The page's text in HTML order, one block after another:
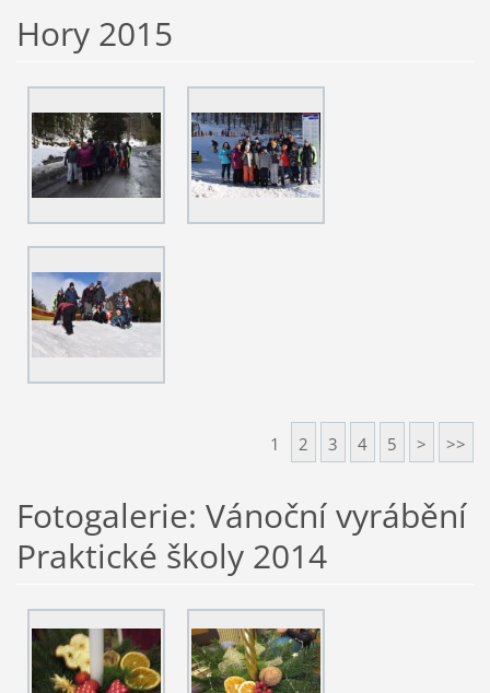
Hory 2015
1 2 3 4 5 > >>
Fotogalerie: Vánoční vyrábění
Praktické školy 2014